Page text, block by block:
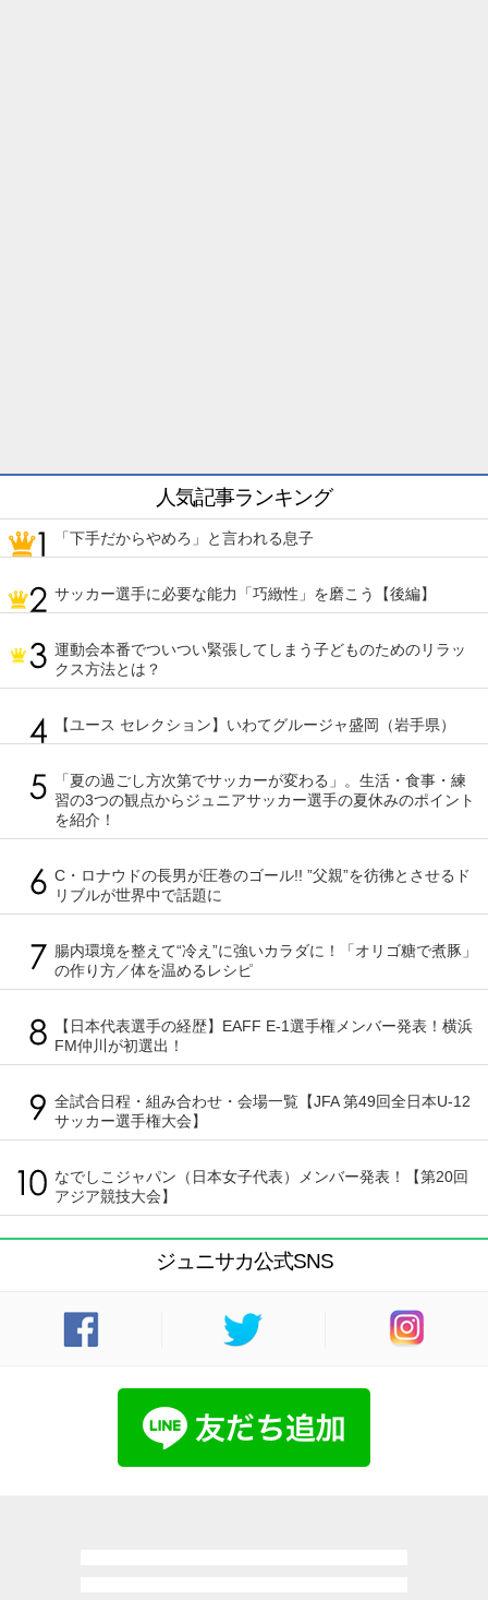
人気記事ランキング
「下手だからやめろ」と言われる息子
サッカー選手に必要な能力「巧緻性」を磨こう【後編】
運動会本番でついつい緊張してしまう子どものためのリラッ
クス方法とは？
【ユース セレクション】いわてグルージャ盛岡（岩手県）
「夏の過ごし方次第でサッカーが変わる」。生活・食事・練
習の3つの観点からジュニアサッカー選手の夏休みのポイント
を紹介！
C・ロナウドの長男が圧巻のゴール!! ”父親”を彷彿とさせるド
リブルが世界中で話題に
腸内環境を整えて“冷え”に強いカラダに！「オリゴ糖で煮豚」
の作り方／体を温めるレシピ
【日本代表選手の経歴】EAFF E-1選手権メンバー発表！横浜
FM仲川が初選出！
全試合日程・組み合わせ・会場一覧【JFA 第49回全日本U-12
サッカー選手権大会】
なでしこジャパン（日本女子代表）メンバー発表！【第20回
アジア競技大会】
ジュニサカ公式SNS